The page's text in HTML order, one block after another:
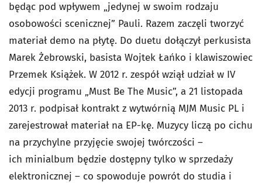
będąc pod wpływem „jedynej w swoim rodzaju
osobowości scenicznej” Pauli. Razem zaczęli tworzyć
materiał demo na płytę. Do duetu dołączył perkusista
Marek Żebrowski, basista Wojtek Łańko i klawiszowiec
Przemek Książek. W 2012 r. zespół wziął udział w IV
edycji programu „Must Be The Music”, a 21 listopada
2013 r. podpisał kontrakt z wytwórnią MJM Music PL i
zarejestrował materiał na EP-kę. Muzycy liczą po cichu
na przychylne przyjęcie swojej twórczości –
ich minialbum będzie dostępny tylko w sprzedaży
elektronicznej – co spowoduje powrót do studia i